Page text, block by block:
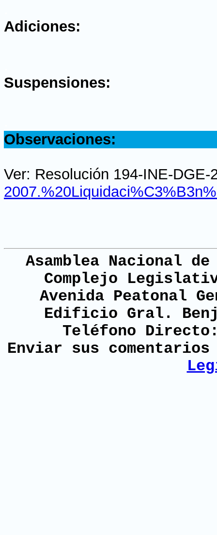
Adiciones:
Suspensiones:
Observaciones:
Ver: Resolución 194-INE-
Asamblea Nacional
Complejo
Avenida Peatonal
Edificio Gral.
Teléfono
Enviar sus